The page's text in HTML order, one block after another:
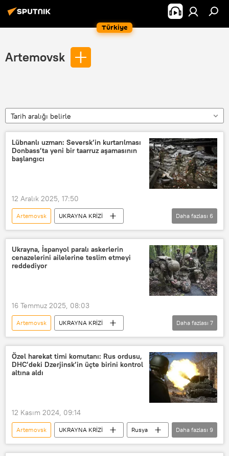
Türkiye
Artemovsk
Tarih aralığı belirle
Lübnanlı uzman: Seversk’in kurtarılması
Donbass’ta yeni bir taarruz aşamasının
başlangıcı
12 Aralık 2025, 17:50
Artemovsk
UKRAYNA KRİZİ
Donetsk
Donbass
Kramatorsk
Rus ordusu
Ukrayna
Ukrayna ordusu
Daha fazlası 6
Ukrayna, İspanyol paralı askerlerin
cenazelerini ailelerine teslim etmeyi
reddediyor
16 Temmuz 2025, 08:03
Artemovsk
UKRAYNA KRİZİ
İspanya
Ukrayna
Rusya
özel askeri harekat
Paralı asker
Militan
Cenaze Avrupa
Daha fazlası 7
Özel harekat timi komutanı: Rus ordusu,
DHC’deki Dzerjinsk’in üçte birini kontrol
altına aldı
12 Kasım 2024, 09:14
Artemovsk UKRAYNA KRİZİ
Rusya
Ukrayna
Rus ordusu
Daha fazlası 9